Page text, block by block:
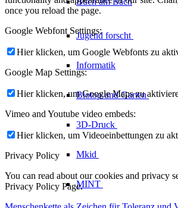
Jugend forscht
Informatik
Biotop und Garten
3D-Druck
Mkid
MINT
once you reload the page.
Google Webfont Settings:
Hier klicken, um Google Webfonts zu
Google Map Settings:
Hier klicken, um Google Maps zu
Vimeo and Youtube video embeds:
Hier klicken, um Videoeinbettungen zu
Privacy Policy
You can read about our cookies and privacy
Privacy Policy Page.